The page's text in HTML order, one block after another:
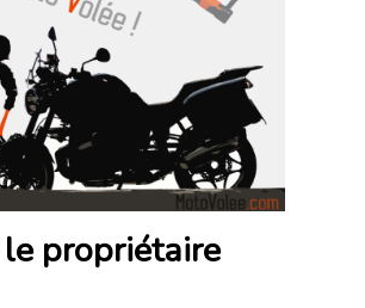
propriétaire